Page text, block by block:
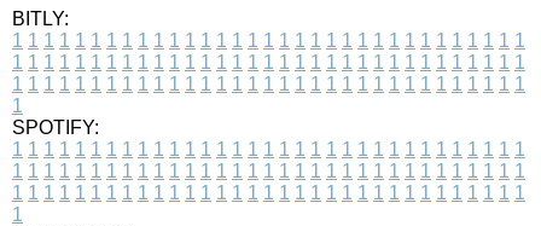
BITLY:
1 1 1 1 1 1 1 1 1 1 1 1 1 1 1 1 1 1 1 1 1 1 1 1 1 1 1 1 1 1 1 1 1
1 1 1 1 1 1 1 1 1 1 1 1 1 1 1 1 1 1 1 1 1 1 1 1 1 1 1 1 1 1 1 1 1
1 1 1 1 1 1 1 1 1 1 1 1 1 1 1 1 1 1 1 1 1 1 1 1 1 1 1 1 1 1 1 1 1
1
SPOTIFY:
1 1 1 1 1 1 1 1 1 1 1 1 1 1 1 1 1 1 1 1 1 1 1 1 1 1 1 1 1 1 1 1 1
1 1 1 1 1 1 1 1 1 1 1 1 1 1 1 1 1 1 1 1 1 1 1 1 1 1 1 1 1 1 1 1 1
1 1 1 1 1 1 1 1 1 1 1 1 1 1 1 1 1 1 1 1 1 1 1 1 1 1 1 1 1 1 1 1 1
1